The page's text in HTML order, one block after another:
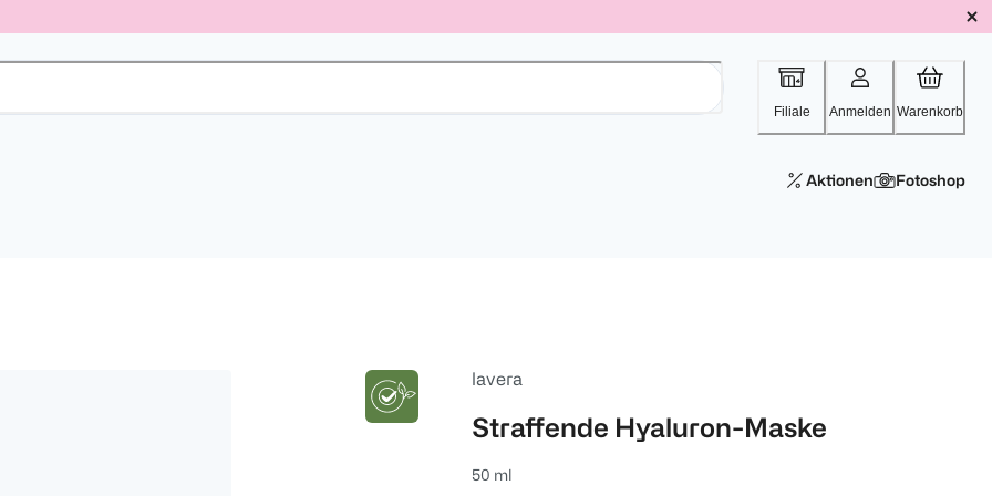
Filiale Anmelden Warenkorb
Aktionen Fotoshop
lavera
Straffende Hyaluron-Maske
50 ml